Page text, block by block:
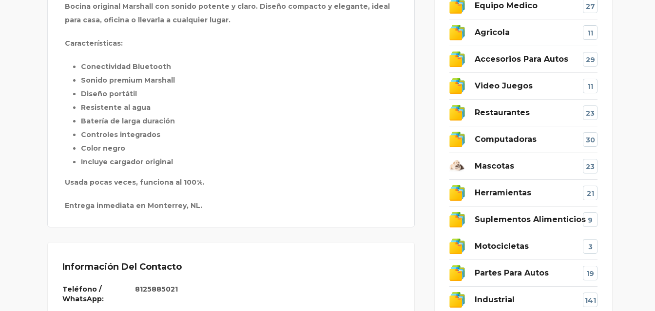
Bocina original Marshall con sonido potente y claro. Diseño compacto y elegante, ideal
para casa, oficina o llevarla a cualquier lugar.
Características:
Conectividad Bluetooth
Sonido premium Marshall
Diseño portátil
Resistente al agua
Batería de larga duración
Controles integrados
Color negro
Incluye cargador original
Usada pocas veces, funciona al 100%.
Entrega inmediata en Monterrey, NL.
Información Del Contacto
Teléfono /
WhatsApp:
8125885021
Equipo Medico 27
Agricola 11
Accesorios Para Autos 29
Video Juegos 11
Restaurantes 23
Computadoras 30
Mascotas 23
Herramientas 21
Suplementos Alimenticios 9
Motocicletas 3
Partes Para Autos 19
Industrial 141